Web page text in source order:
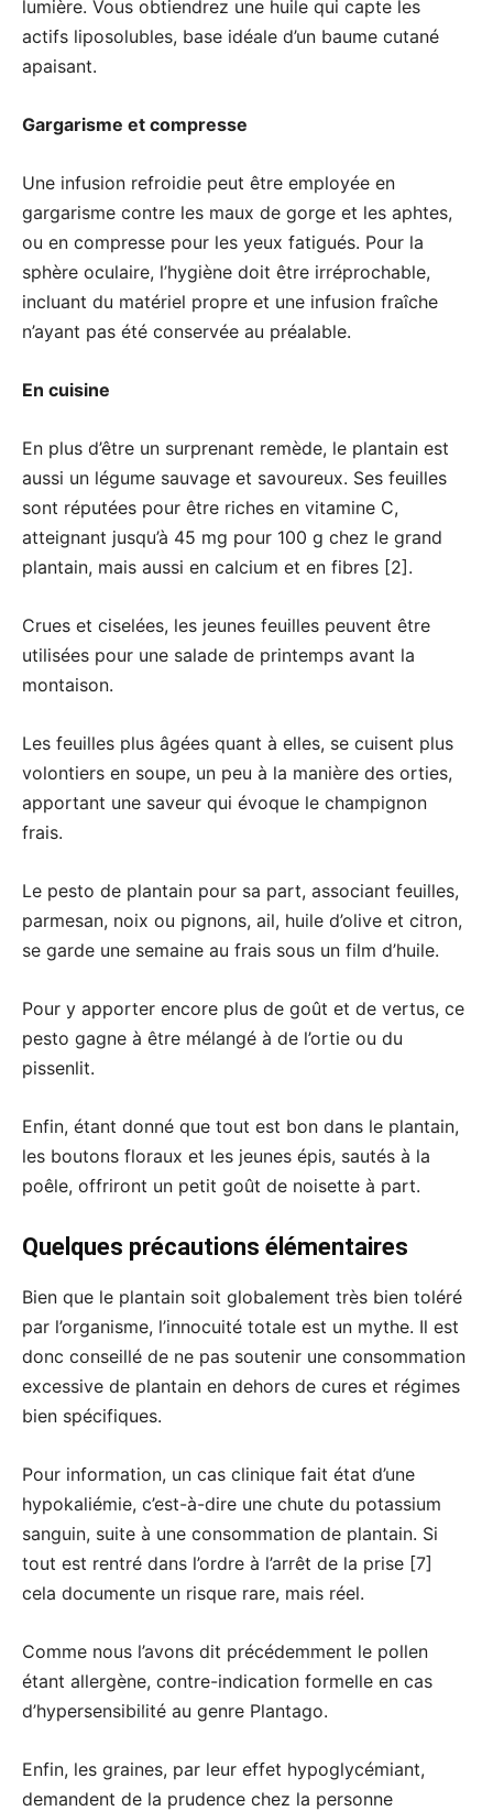
lumière. Vous obtiendrez une huile qui capte les
actifs liposolubles, base idéale d’un baume cutané
apaisant.
Gargarisme et compresse
Une infusion refroidie peut être employée en
gargarisme contre les maux de gorge et les aphtes,
ou en compresse pour les yeux fatigués. Pour la
sphère oculaire, l’hygiène doit être irréprochable,
incluant du matériel propre et une infusion fraîche
n’ayant pas été conservée au préalable.
En cuisine
En plus d’être un surprenant remède, le plantain est
aussi un légume sauvage et savoureux. Ses feuilles
sont réputées pour être riches en vitamine C,
atteignant jusqu’à 45 mg pour 100 g chez le grand
plantain, mais aussi en calcium et en fibres [2].
Crues et ciselées, les jeunes feuilles peuvent être
utilisées pour une salade de printemps avant la
montaison.
Les feuilles plus âgées quant à elles, se cuisent plus
volontiers en soupe, un peu à la manière des orties,
apportant une saveur qui évoque le champignon
frais.
Le pesto de plantain pour sa part, associant feuilles,
parmesan, noix ou pignons, ail, huile d’olive et citron,
se garde une semaine au frais sous un film d’huile.
Pour y apporter encore plus de goût et de vertus, ce
pesto gagne à être mélangé à de l’ortie ou du
pissenlit.
Enfin, étant donné que tout est bon dans le plantain,
les boutons floraux et les jeunes épis, sautés à la
poêle, offriront un petit goût de noisette à part.
Quelques précautions élémentaires
Bien que le plantain soit globalement très bien toléré
par l’organisme, l’innocuité totale est un mythe. Il est
donc conseillé de ne pas soutenir une consommation
excessive de plantain en dehors de cures et régimes
bien spécifiques.
Pour information, un cas clinique fait état d’une
hypokaliémie, c’est-à-dire une chute du potassium
sanguin, suite à une consommation de plantain. Si
tout est rentré dans l’ordre à l’arrêt de la prise [7]
cela documente un risque rare, mais réel.
Comme nous l’avons dit précédemment le pollen
étant allergène, contre-indication formelle en cas
d’hypersensibilité au genre Plantago.
Enfin, les graines, par leur effet hypoglycémiant,
demandent de la prudence chez la personne